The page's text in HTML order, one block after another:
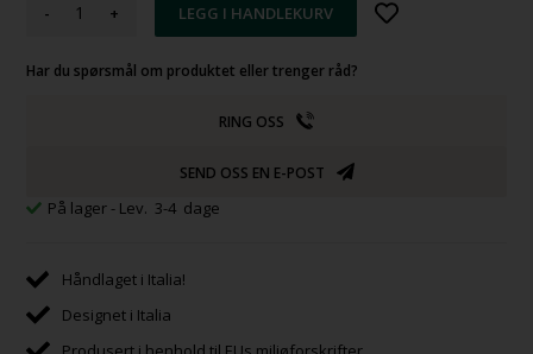
- +
Har du spørsmål om produktet eller trenger råd?
RING OSS
SEND OSS EN E-POST
På lager - Lev. 3-4 dage
Håndlaget i Italia!
Designet i Italia